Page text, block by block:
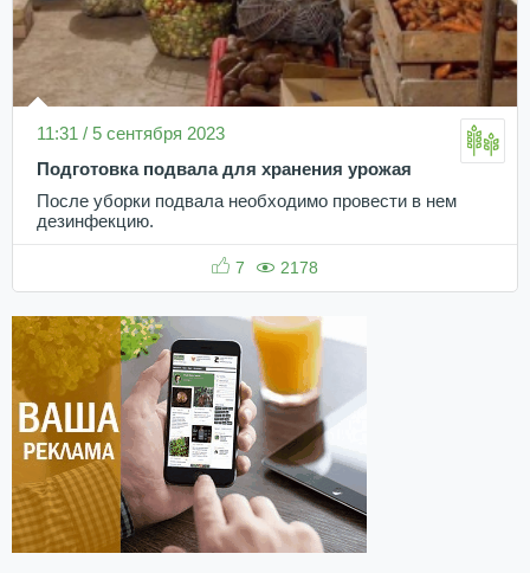
11:31 / 5 сентября 2023
Подготовка подвала для хранения урожая
После уборки подвала необходимо провести в нем
дезинфекцию.
7 2178